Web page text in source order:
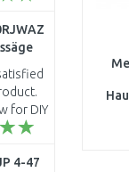
for DIY
is top.
4-47